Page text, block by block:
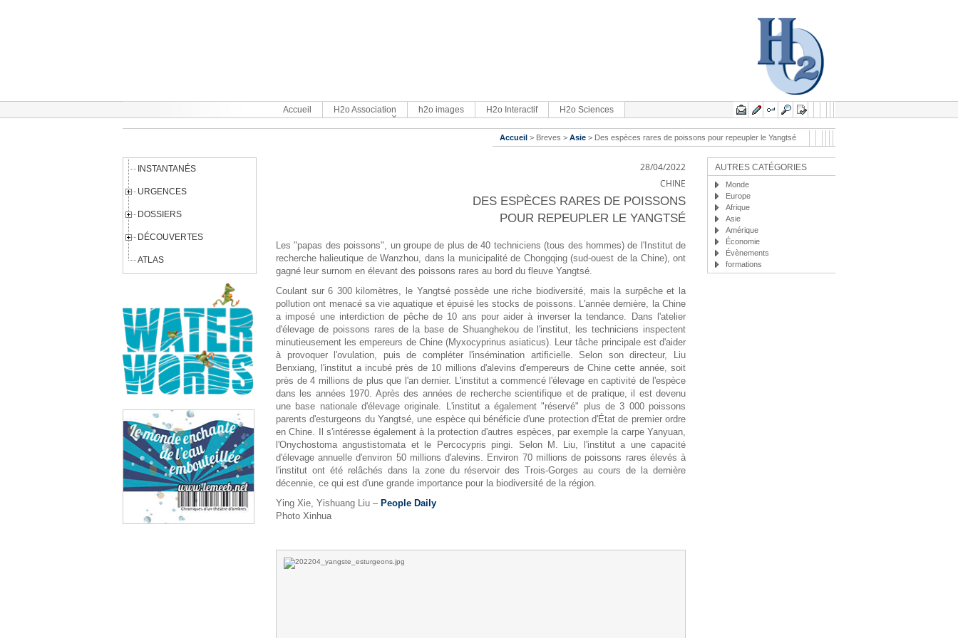
Accueil H2o Association h2o images H2o Interactif H2o Sciences
Accueil > Breves > Asie > Des espèces rares de poissons pour repeupler le Yangtsé
INSTANTANÉS
URGENCES
DOSSIERS
DÉCOUVERTES
ATLAS
28/04/2022
CHINE
DES ESPÈCES RARES DE POISSONS
POUR REPEUPLER LE YANGTSÉ
Les "papas des poissons", un groupe de plus de 40 techniciens (tous des hommes) de l'Institut de
recherche halieutique de Wanzhou, dans la municipalité de Chongqing (sud-ouest de la Chine), ont
gagné leur surnom en élevant des poissons rares au bord du fleuve Yangtsé.
Coulant sur 6 300 kilomètres, le Yangtsé possède une riche biodiversité, mais la surpêche et la
pollution ont menacé sa vie aquatique et épuisé les stocks de poissons. L'année dernière, la Chine
a imposé une interdiction de pêche de 10 ans pour aider à inverser la tendance. Dans l'atelier
d'élevage de poissons rares de la base de Shuanghekou de l'institut, les techniciens inspectent
minutieusement les empereurs de Chine (Myxocyprinus asiaticus). Leur tâche principale est d'aider
à provoquer l'ovulation, puis de compléter l'insémination artificielle. Selon son directeur, Liu
Benxiang, l'institut a incubé près de 10 millions d'alevins d'empereurs de Chine cette année, soit
près de 4 millions de plus que l'an dernier. L'institut a commencé l'élevage en captivité de l'espèce
dans les années 1970. Après des années de recherche scientifique et de pratique, il est devenu
une base nationale d'élevage originale. L'institut a également "réservé" plus de 3 000 poissons
parents d'esturgeons du Yangtsé, une espèce qui bénéficie d'une protection d'État de premier ordre
en Chine. Il s'intéresse également à la protection d'autres espèces, par exemple la carpe Yanyuan,
l'Onychostoma angustistomata et le Percocypris pingi. Selon M. Liu, l'institut a une capacité
d'élevage annuelle d'environ 50 millions d'alevins. Environ 70 millions de poissons rares élevés à
l'institut ont été relâchés dans la zone du réservoir des Trois-Gorges au cours de la dernière
décennie, ce qui est d'une grande importance pour la biodiversité de la région.
Ying Xie, Yishuang Liu – People Daily
Photo Xinhua
AUTRES CATÉGORIES
Monde
Europe
Afrique
Asie
Amérique
Économie
Évènements
formations